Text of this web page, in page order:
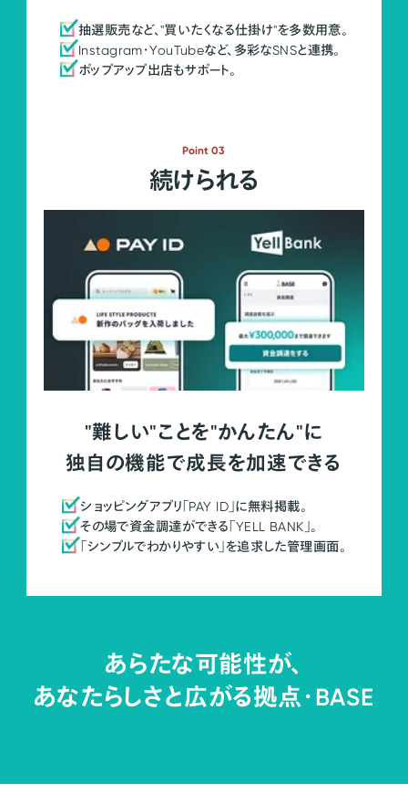
抽選販売など、"買いたくなる仕掛け"を多数用意。
Instagram・YouTubeなど、多彩なSNSと連携。
ポップアップ出店もサポート。
Point 03
続けられる
"難しい"ことを"かんたん"に
独自の機能で成長を加速できる
ショッピングアプリ「PAY ID」に無料掲載。
その場で資金調達ができる「YELL BANK」。
「シンプルでわかりやすい」を追求した管理画面。
あらたな可能性が、
あなたらしさと広がる拠点・BASE